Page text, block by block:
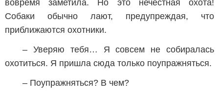
вовремя заметила. Но это нечестная охота!
Собаки обычно лают, предупреждая, что
приближаются охотники.
– Уверяю тебя… Я совсем не собиралась
охотиться. Я пришла сюда только поупражняться.
– Поупражняться? В чем?